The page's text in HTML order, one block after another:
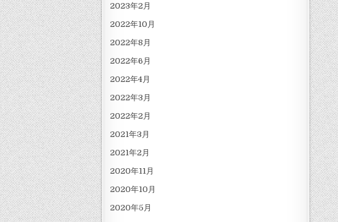
2023年2月
2022年10月
2022年8月
2022年6月
2022年4月
2022年3月
2022年2月
2021年3月
2021年2月
2020年11月
2020年10月
2020年5月